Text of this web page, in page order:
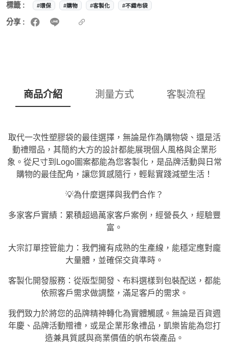
標籤 :
#環保 #購物 #客製化 #不織布袋
分享 :
商品介紹 測量方式 客製流程
取代一次性塑膠袋的最佳選擇，無論是作為購物袋、 還是活
動禮贈品，其簡約大方的設計都能展現個人風格與企業形
象。從尺寸到Logo圖案都能為您客製化，是品牌活動與日常
購物的最佳配角，讓您質感隨行，輕鬆實踐減塑生活！
💡為什麼選擇與我們合作？
多家客戶實績：累積超過萬家客戶案例，經營長久，經驗豐
富。
大宗訂單控管能力：我們擁有成熟的生產線，能穩定應對龐
大量體，並確保交貨準時。
客製化開發服務：從版型開發、布料選樣到包裝配送，都能
依照客戶需求做調整，滿足客戶的需求。
我們致力於將您的品牌精神轉化為實體觸感。無論是百貨週
年慶、品牌活動贈禮，或是企業形象禮品，凱樂皆能為您打
造兼具質感與商業價值的帆布袋產品。